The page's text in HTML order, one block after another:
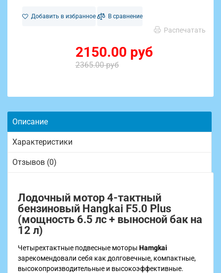
Добавить в избранное В сравнение
Распечатать
2150.00 руб
2365.00 руб
Описание
Характеристики
Отзывов (0)
Лодочный мотор 4-тактный
бензиновый Hangkai F5.0 Plus
(мощность 6.5 лс + выносной бак на
12 л)
Четырехтактные подвесные моторы Hamgkai
зарекомендовали себя как долговечные, компактные,
высокопроизводительные и высокоэффективные.